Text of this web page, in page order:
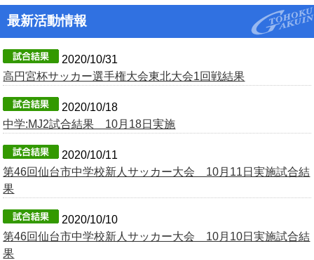
フォトギャラリー
最新活動情報
2020/10/31
高円宮杯サッカー選手権大会東北大会1回戦結果
2020/10/18
中学:MJ2試合結果 10月18日実施
2020/10/11
第46回仙台市中学校新人サッカー大会 10月11日実施試合結
果
2020/10/10
第46回仙台市中学校新人サッカー大会 10月10日実施試合結
果